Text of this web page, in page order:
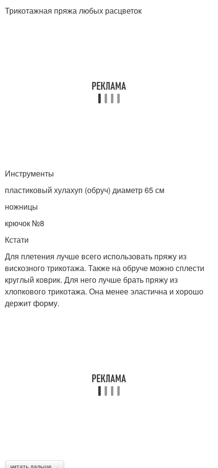
Трикотажная пряжа любых расцветок
Инструменты
пластиковый хулахуп (обруч) диаметр 65 см
ножницы
крючок №8
Кстати
Для плетения лучше всего использовать пряжу из
вискозного трикотажа. Также на обруче можно сплести
круглый коврик. Для него лучше брать пряжу из
хлопкового трикотажа. Она менее эластична и хорошо
держит форму.